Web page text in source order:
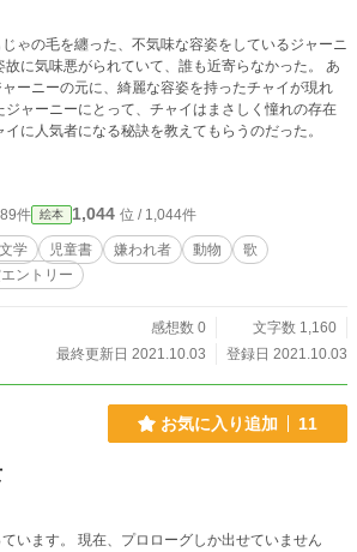
ゃの毛を纏った、不気味な容姿をしているジャーニ
に気味悪がられていて、誰も近寄らなかった。 あ
ーニーの元に、綺麗な容姿を持ったチャイが現れ
はチャイに人気者になる秘訣を教えてもらうのだった。
件 絵本 1,044 位 / 1,044件
学 児童書 嫌われ者 動物
歌
ントリー
感想数 0
文字数 1,160
最終更新日 2021.10.03
登録日 2021.10.03
お気に入り追加 11
います。 現在、プロローグしか出せていません